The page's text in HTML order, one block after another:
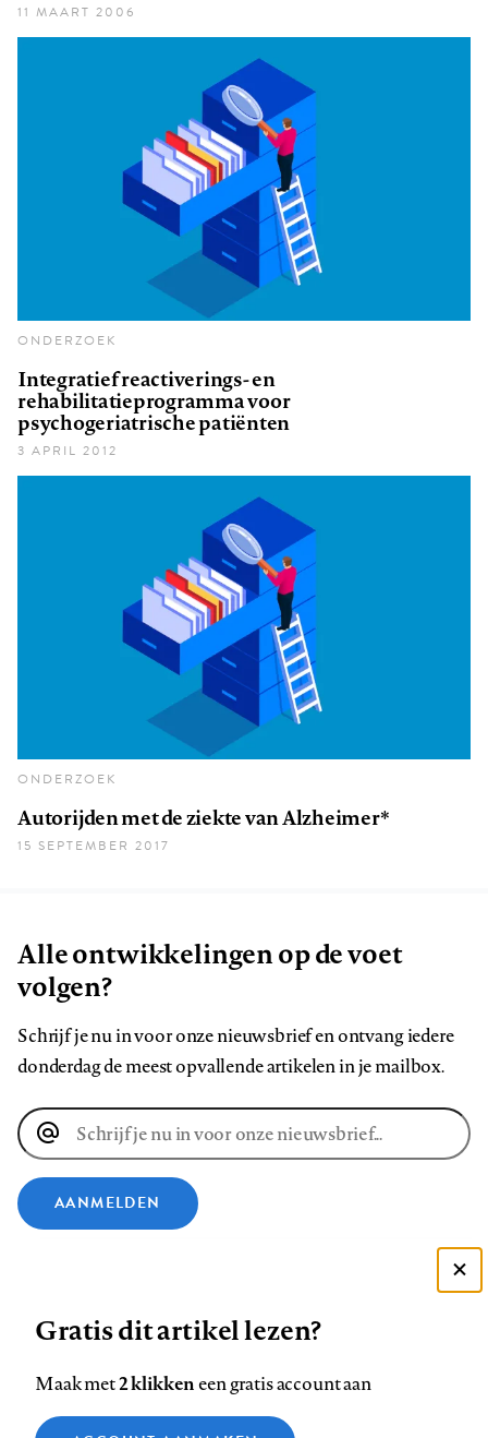
11 MAART 2006
ONDERZOEK
Integratief reactiverings- en
rehabilitatieprogramma voor
psychogeriatrische patiënten
3 APRIL 2012
ONDERZOEK
Autorijden met de ziekte van Alzheimer*
15 SEPTEMBER 2017
Alle ontwikkelingen op de voet
volgen?
Schrijf je nu in voor onze nieuwsbrief en ontvang iedere
donderdag de meest opvallende artikelen in je mailbox.
E-
mailadres
AANMELDEN
Volg
ons
Volg
ons
op
Volg
ons
op
Volg
ons
op
Volg
ons
op
ons
Contact Colofon Disclaimer Privacy
Gratis dit artikel lezen?
Maak met2 klikkeneen gratis account aan
Zie onze cookie policy